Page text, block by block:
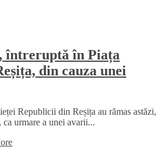
întreruptă în Piața
din cauza unei
Republicii din Reșița au rămas astăzi,
urmare a unei avarii...